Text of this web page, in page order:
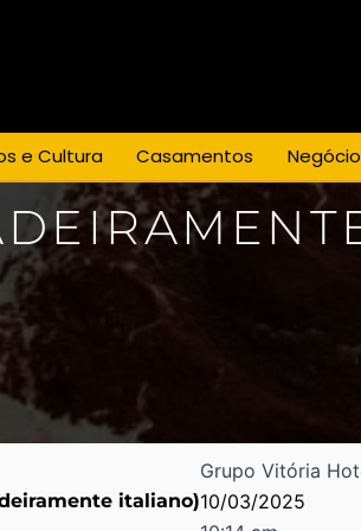
e Cultura Casamentos
italiano)
Grupo Vitória
10/03/2025